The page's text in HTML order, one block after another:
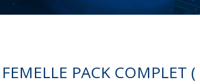
PACK COMPLET